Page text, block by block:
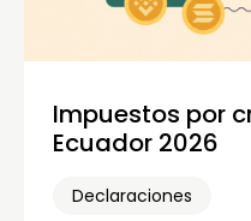
Impuestos por
Ecuador 2026
Declaraciones